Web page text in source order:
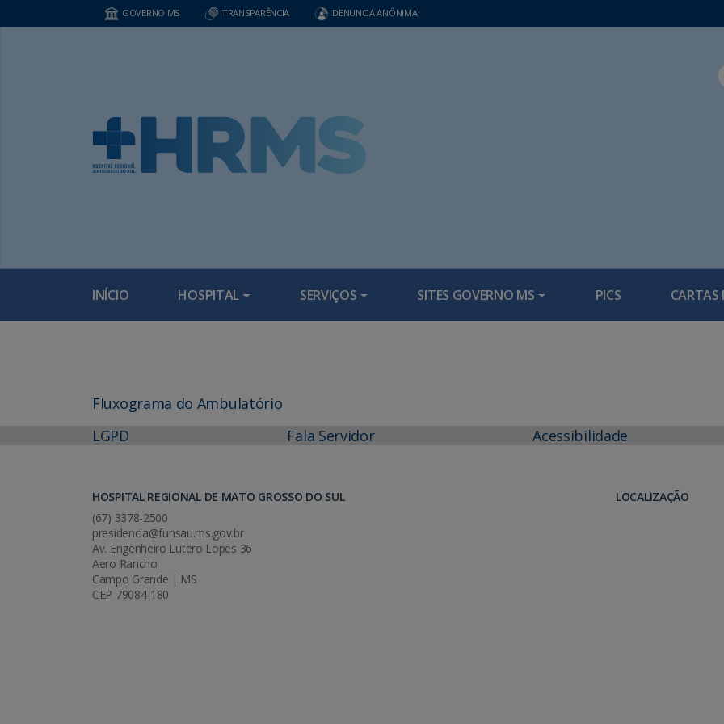
GOVERNO MS TRANSPARÊNCIA DENUNCIA ANÔNIMA
INÍCIO HOSPITAL SERVIÇOS SITES GOVERNO MS PICS CARTAS
Fluxograma do Ambulatório
LGPD
Fala Servidor Acessibilidade
HOSPITAL REGIONAL DE MATO GROSSO DO SUL
(67) 3378-2500
presidencia@funsau.ms.gov.br
Av. Engenheiro Lutero Lopes 36
Aero Rancho
Campo Grande | MS
CEP 79084-180
LOCALIZAÇÃO